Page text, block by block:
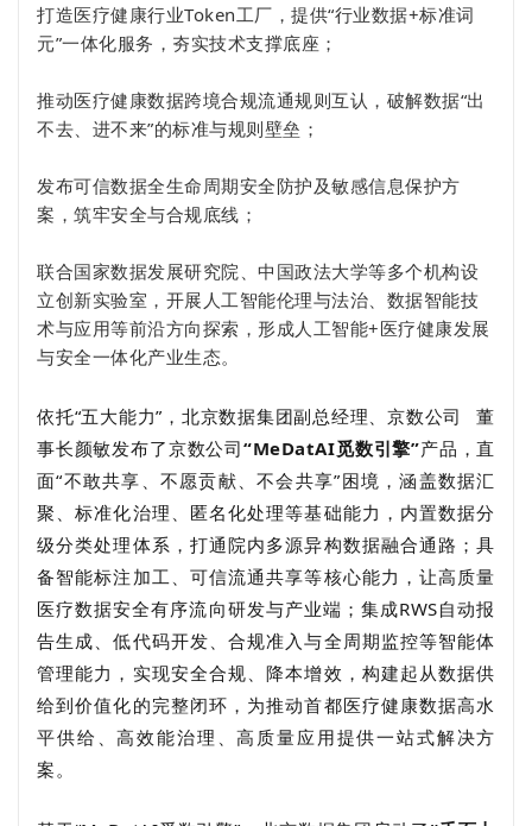
打造医疗健康行业Token工厂，提供“行业数据+标准词
元”一体化服务，夯实技术支撑底座；
推动医疗健康数据跨境合规流通规则互认，破解数据“出
不去、进不来”的标准与规则壁垒；
发布可信数据全生命周期安全防护及敏感信息保护方
案，筑牢安全与合规底线；
联合国家数据发展研究院、中国政法大学等多个机构设
立创新实验室，开展人工智能伦理与法治、数据智能技
术与应用等前沿方向探索，形成人工智能+医疗健康发展
与安全一体化产业生态。
依托“五大能力”，北京数据集团副总经理、京数公司
董
事长颜敏发布了京数公司“MeDatAI觅数引擎”产品 ，直
面“不敢共享、不愿贡献、不会共享”困境，涵盖数据汇
聚、标准化治理、匿名化处理等基础能力，内置数据分
级分类处理体系，打通院内多源异构数据融合通路；具
备智能标注加工、可信流通共享等核心能力，让高质量
医疗数据安全有序流向研发与产业端；集成RWS自动报
告生成、低代码开发、合规准入与全周期监控等智能体
管理能力，实现安全合规、降本增效，构建起从数据供
给到价值化的完整闭环，为推动首都医疗健康数据高水
平供给、高效能治理、高质量应用提供一站式解决方
案。